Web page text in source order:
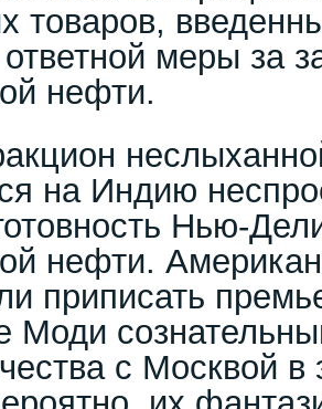
товаров,
ответной меры за
нефти.
на Индию
Нью-
нефти.
приписать
Моди
с Москвой в